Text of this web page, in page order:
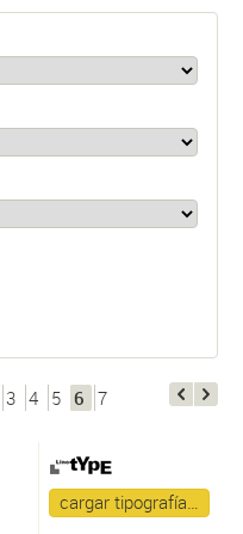
3 4 5 6 7
cargar tipografía…